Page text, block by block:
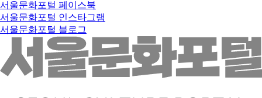
서울문화포털 페이스북
서울문화포털 인스타그램
서울문화포털 블로그